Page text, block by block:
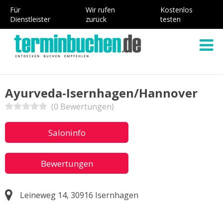
Für
Dienstleister
Wir rufen
zurück
Kostenlos
testen
Ayurveda-Isernhagen/Hannover
(0 Bewertungen)
Saloninfo
Bewertungen
Leineweg 14, 30916 Isernhagen